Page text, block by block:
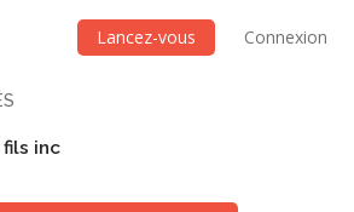
Lancez-vous Connexion
inc